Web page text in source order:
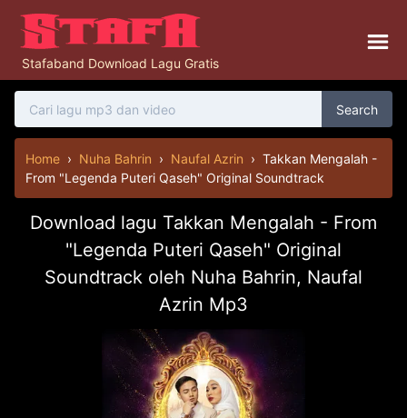
Stafaband Download Lagu Gratis
Search
Home › Nuha Bahrin › Naufal Azrin › Takkan Mengalah -
From "Legenda Puteri Qaseh" Original Soundtrack
Download lagu Takkan Mengalah - From
"Legenda Puteri Qaseh" Original
Soundtrack oleh Nuha Bahrin, Naufal
Azrin Mp3